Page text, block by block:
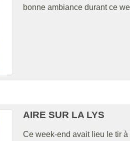
bonne ambiance durant ce
AIRE SUR LA LYS
Ce week-end avait lieu le tir